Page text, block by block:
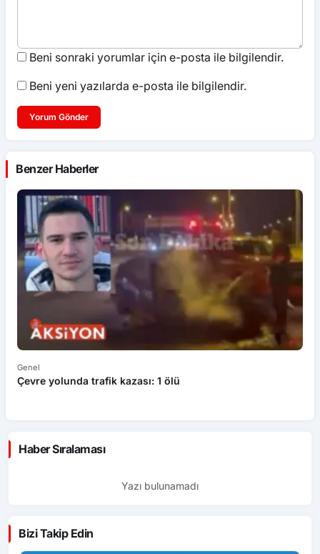
Beni sonraki yorumlar için e-posta ile bilgilendir.
Beni yeni yazılarda e-posta ile bilgilendir.
Yorum Gönder
Benzer Haberler
Genel
Çevre yolunda trafik kazası: 1 ölü
Haber Sıralaması
Yazı bulunamadı
Bizi Takip Edin